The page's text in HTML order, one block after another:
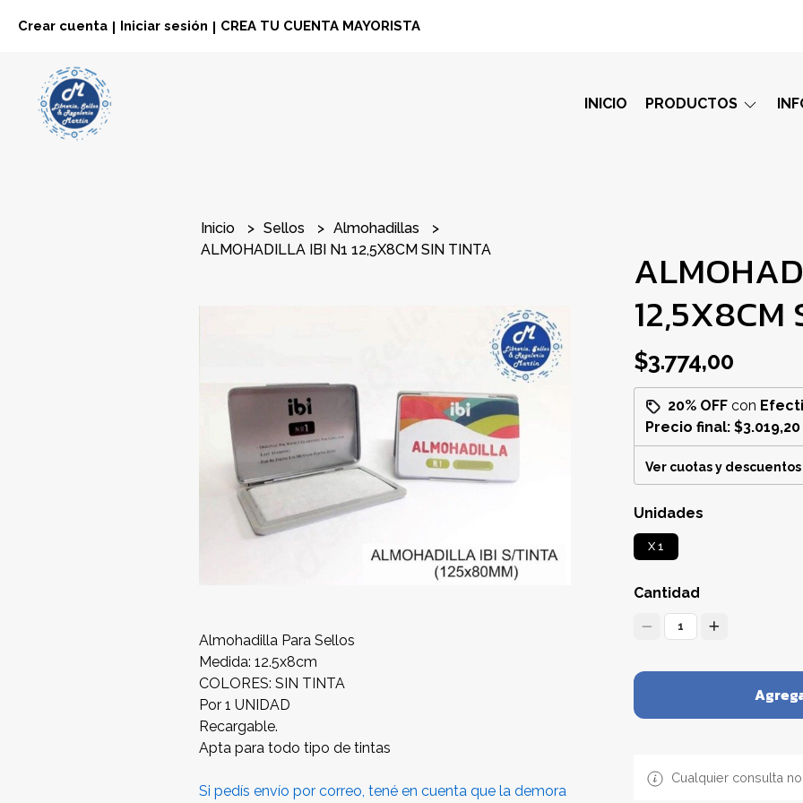
Crear cuenta Iniciar sesión CREA TU CUENTA MAYORISTA
INICIO PRODUCTOS
Inicio Sellos
Almohadillas
ALMOHADILLA IBI N1 12,5X8CM SIN TINTA
Almohadilla Para Sellos
Medida: 12.5x8cm
COLORES: SIN TINTA
Por 1 UNIDAD
Recargable.
Apta para todo tipo de tintas
Si pedís envío por correo, tené en cuenta que la demora
12,5X8CM
$3.774,00
20% OFFcon
Precio final: $3.019,20
Ver cuotas y descuentos
Unidades
X 1
Cantidad
1
Cualquier consulta